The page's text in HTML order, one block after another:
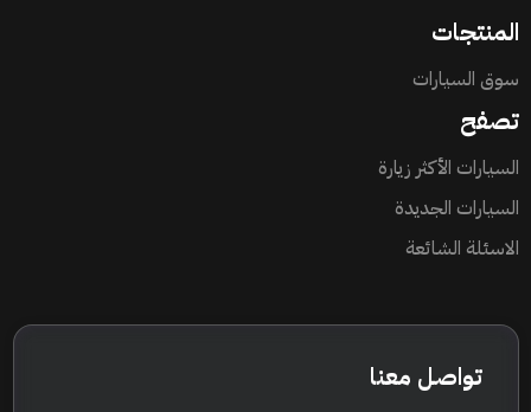
المنتجات
سوق السيارات
تصفح
السيارات الأكثر زيارة
السيارات الجديدة
الاسئلة الشائعة
تواصل معنا